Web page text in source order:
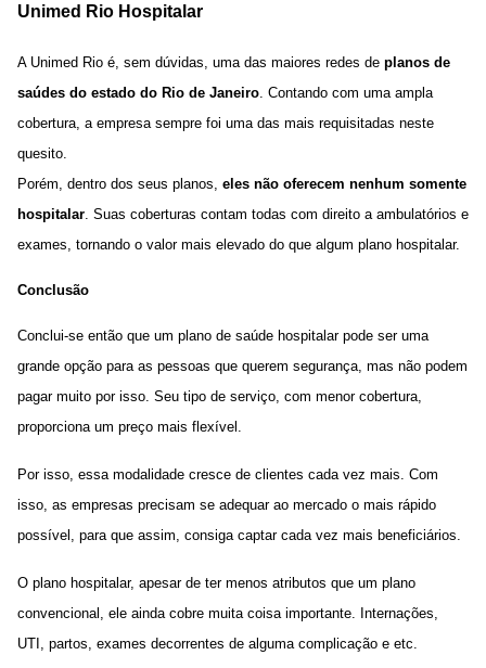
Unimed Rio Hospitalar
A Unimed Rio é, sem dúvidas, uma das maiores redes de planos de
saúdes do estado do Rio de Janeiro . Contando com uma ampla
cobertura, a empresa sempre foi uma das mais requisitadas neste
quesito.
Porém, dentro dos seus planos, eles não oferecem nenhum somente
hospitalar . Suas coberturas contam todas com direito a ambulatórios e
exames, tornando o valor mais elevado do que algum plano hospitalar.
Conclusão
Conclui-se então que um plano de saúde hospitalar pode ser uma
grande opção para as pessoas que querem segurança, mas não podem
pagar muito por isso. Seu tipo de serviço, com menor cobertura,
proporciona um preço mais flexível.
Por isso, essa modalidade cresce de clientes cada vez mais. Com
isso, as empresas precisam se adequar ao mercado o mais rápido
possível, para que assim, consiga captar cada vez mais beneficiários.
O plano hospitalar, apesar de ter menos atributos que um plano
convencional, ele ainda cobre muita coisa importante. Internações,
UTI, partos, exames decorrentes de alguma complicação e etc.